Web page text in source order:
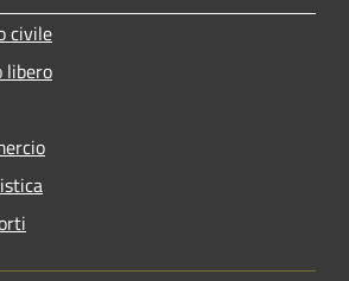
civile
libero